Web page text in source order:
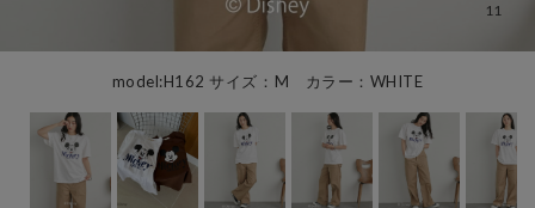
model:H162 サイズ：M カラー：WHITE
11